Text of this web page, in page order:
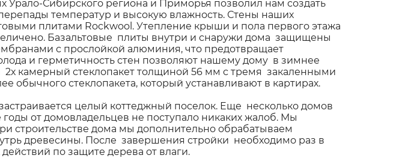
Урало-Сибирского региона и Приморья позволил нам создать
температур и высокую влажность. Стены наших
плитами Rockwool. Утепление крыши и пола первого этажа
Базальтовые плиты внутри и снаружи дома защищены
с прослойкой алюминия, что предотвращает
и герметичность стен позволяют нашему дому в зимнее
камерный стеклопакет толщиной 56 мм с тремя закаленными
стеклопакета, который устанавливают в картирах.
целый коттеджный поселок. Еще несколько домов
от домовладельцев не поступало никаких жалоб. Мы
строительстве дома мы дополнительно обрабатываем
древесины. После завершения стройки необходимо раз в
по защите дерева от влаги.